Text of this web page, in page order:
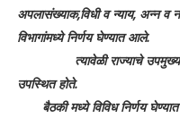
अपलासंख्याक,विधी व न्याय, अन्न व
विभागांमध्ये निर्णय घेण्यात आले.
त्यावेळी राज्याचे
उपस्थित होते.
बैठकी मध्ये विविध निर्णय